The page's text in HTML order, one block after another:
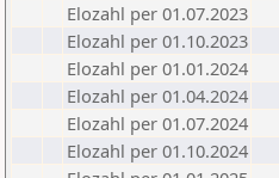
Elozahl per 01.07.2023
Elozahl per 01.10.2023
Elozahl per 01.01.2024
Elozahl per 01.04.2024
Elozahl per 01.07.2024
Elozahl per 01.10.2024